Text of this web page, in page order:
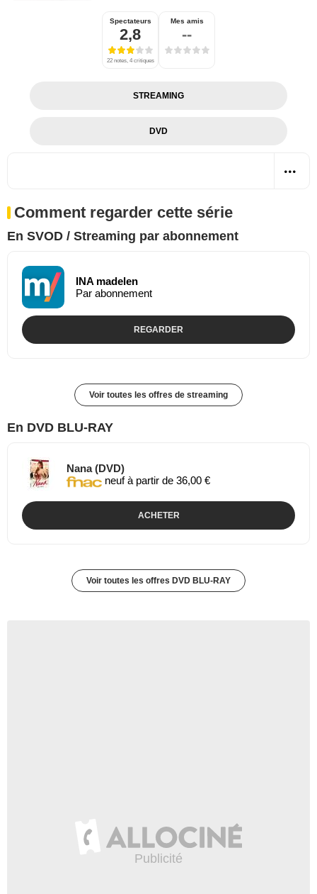
Spectateurs
2,8
22 notes, 4 critiques
Mes amis
--
STREAMING
DVD
Comment regarder cette série
En SVOD / Streaming par abonnement
INA madelen
Par abonnement
REGARDER
Voir toutes les offres de streaming
En DVD BLU-RAY
Nana (DVD)
neuf à partir de 36,00 €
ACHETER
Voir toutes les offres DVD BLU-RAY